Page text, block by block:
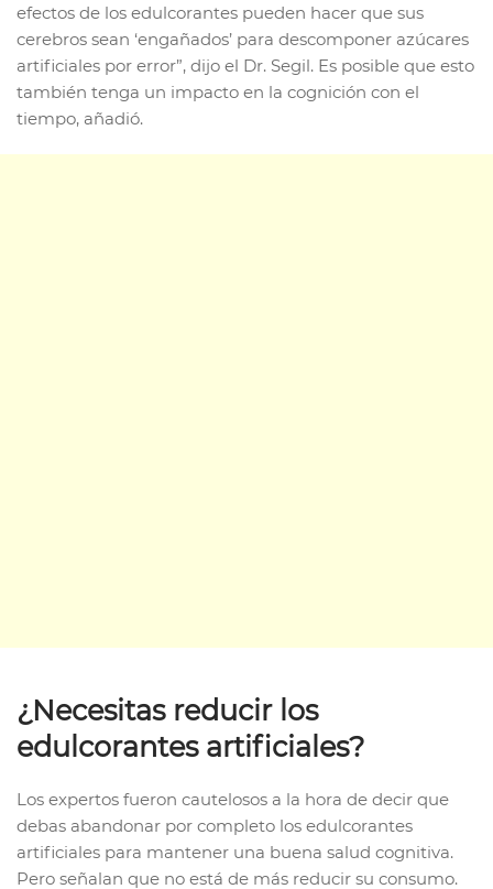
efectos de los edulcorantes pueden hacer que sus
cerebros sean ‘engañados’ para descomponer azúcares
artificiales por error”, dijo el Dr. Segil. Es posible que esto
también tenga un impacto en la cognición con el
tiempo, añadió.
¿Necesitas reducir los
edulcorantes artificiales?
Los expertos fueron cautelosos a la hora de decir que
debas abandonar por completo los edulcorantes
artificiales para mantener una buena salud cognitiva.
Pero señalan que no está de más reducir su consumo.